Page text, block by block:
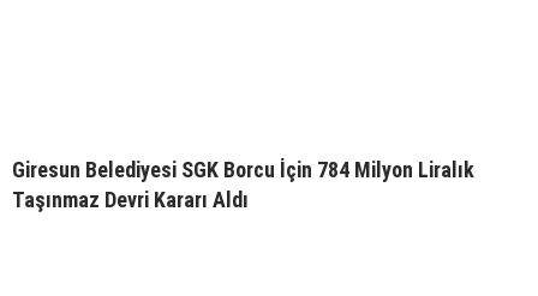
Giresun Belediyesi SGK Borcu İçin 784 Milyon Liralık
Taşınmaz Devri Kararı Aldı